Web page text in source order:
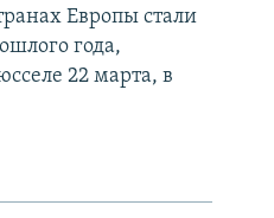
Европы стали
года,
22 марта, в